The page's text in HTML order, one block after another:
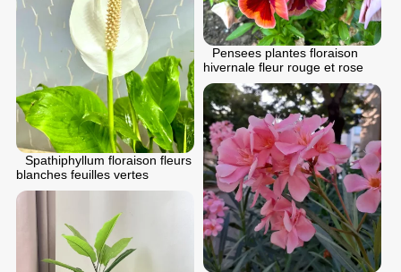
Pensees plantes floraison
hivernale fleur rouge et rose
Spathiphyllum floraison fleurs
blanches feuilles vertes